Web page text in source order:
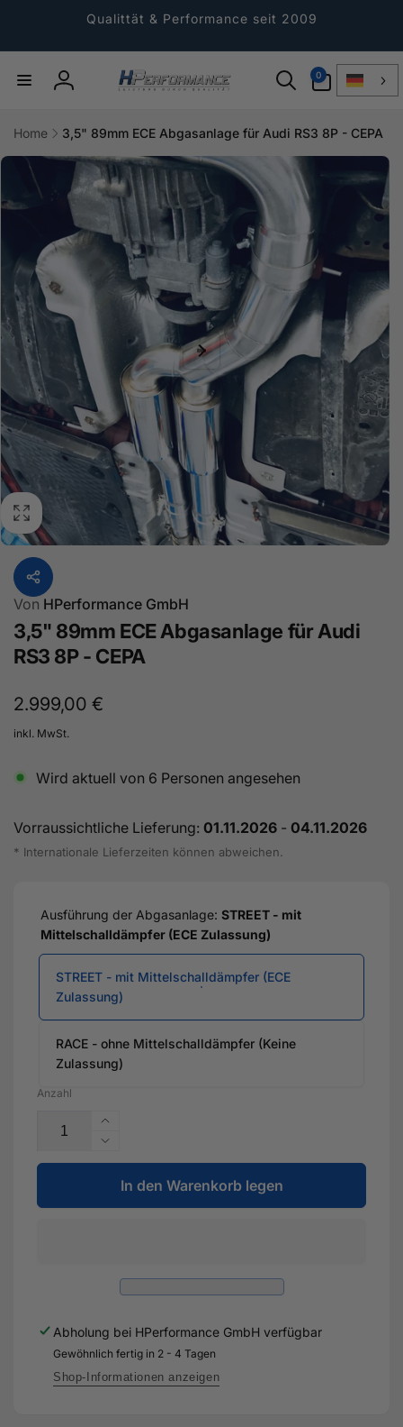
Qualittät & Performance seit 2009
Einloggen
0
Artikel
Home 3,5" 89mm ECE Abgasanlage für Audi RS3 8P - CEPA
Von HPerformance GmbH
3,5" 89mm ECE Abgasanlage für Audi
RS3 8P - CEPA
Normaler
Preis
2.999,00 €
inkl. MwSt.
Wird aktuell von 6 Personen angesehen
Vorraussichtliche Lieferung: 01.11.2026 - 04.11.2026
* Internationale Lieferzeiten können abweichen.
Ausführung der Abgasanlage: STREET - mit
Mittelschalldämpfer (ECE Zulassung)
STREET - mit Mittelschalldämpfer (ECE
Zulassung)
RACE - ohne Mittelschalldämpfer (Keine
Zulassung)
Anzahl
Erhöhe
die
Menge
für
3,5&quot;
für
Audi
8P
-
CEPA
Verringere
die
Menge
für
Abgasanlage
für
RS3
8P
-
In den Warenkorb legen
Abholung bei HPerformance GmbH verfügbar
Gewöhnlich fertig in 2 - 4 Tagen
Shop-Informationen anzeigen